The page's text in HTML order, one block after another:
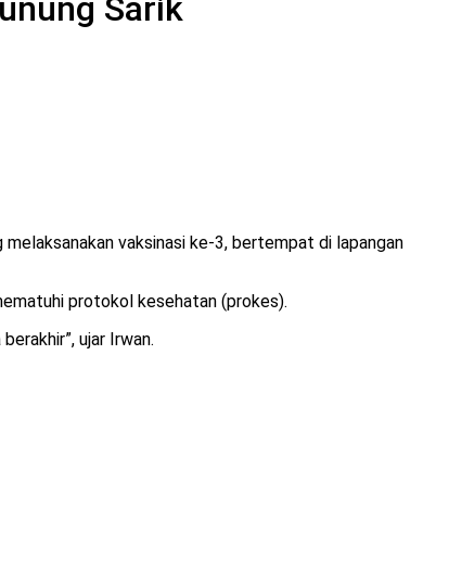
Sarik
vaksinasi ke-3, bertempat di lapangan
protokol kesehatan (prokes).
ujar Irwan.